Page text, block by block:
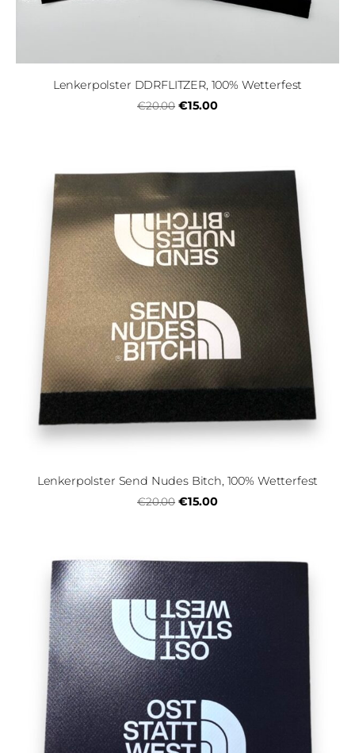
Lenkerpolster DDRFLITZER, 100% Wetterfest
€20.00 €15.00
Lenkerpolster Send Nudes Bitch, 100% Wetterfest
€20.00 €15.00